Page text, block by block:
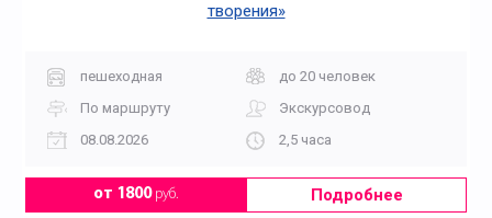
творения»
пешеходная
до 20 человек
По маршруту
Экскурсовод
08.08.2026
2,5 часа
от 1800руб. Подробнее